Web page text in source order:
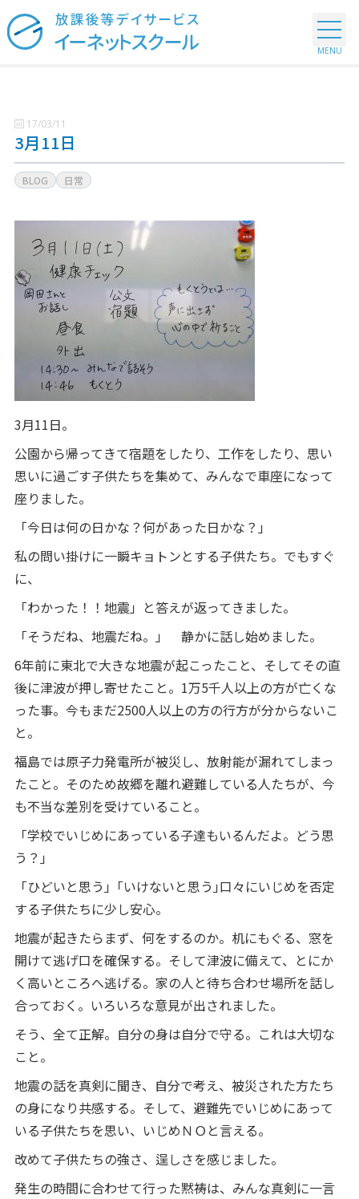
17/03/11
3月11日
BLOG 日常
3月11日。
公園から帰ってきて宿題をしたり、工作をしたり、思い
思いに過ごす子供たちを集めて、みんなで車座になって
座りました。
「今日は何の日かな？何があった日かな？｣
私の問い掛けに一瞬キョトンとする子供たち。でもすぐ
に、
「わかった！！地震」と答えが返ってきました。
「そうだね、地震だね。」 静かに話し始めました。
6年前に東北で大きな地震が起こったこと、そしてその直
後に津波が押し寄せたこと。1万5千人以上の方が亡くな
った事。今もまだ2500人以上の方の行方が分からないこ
と。
福島では原子力発電所が被災し、放射能が漏れてしまっ
たこと。そのため故郷を離れ避難している人たちが、今
も不当な差別を受けていること。
「学校でいじめにあっている子達もいるんだよ。どう思
う？｣
「ひどいと思う｣「いけないと思う｣口々にいじめを否定
する子供たちに少し安心。
地震が起きたらまず、何をするのか。机にもぐる、窓を
開けて逃げ口を確保する。そして津波に備えて、とにか
く高いところへ逃げる。家の人と待ち合わせ場所を話し
合っておく。いろいろな意見が出されました。
そう、全て正解。自分の身は自分で守る。これは大切な
こと。
地震の話を真剣に聞き、自分で考え、被災された方たち
の身になり共感する。そして、避難先でいじめにあって
いる子供たちを思い、いじめＮＯと言える。
改めて子供たちの強さ、逞しさを感じました。
発生の時間に合わせて行った黙祷は、みんな真剣に一言